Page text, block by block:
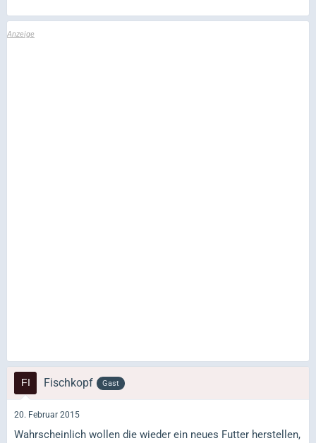
Fischkopf Gast
20. Februar 2015
Wahrscheinlich wollen die wieder ein neues Futter herstellen,